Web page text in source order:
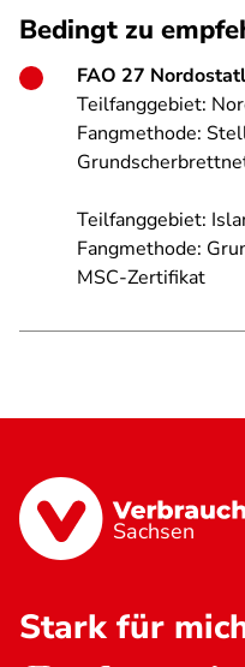
Bedingt zu
FAO 27
Teilfanggebiet:
Fangmethode:
Teilfanggebiet:
Fangmethode:
MSC-Zertifikat
Sachsen
Stark für